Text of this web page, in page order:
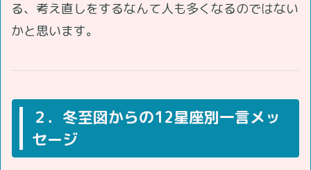
る、考え直しをするなんて人も多くなるのではない
かと思います。
２．冬至図からの12星座別一言メッ
セージ